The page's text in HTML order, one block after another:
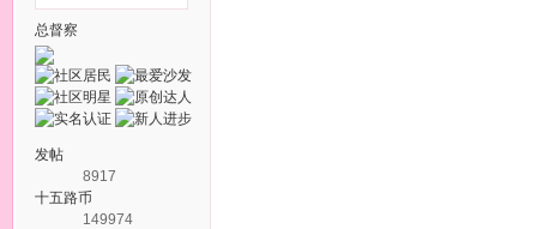
总督察
发帖
8917
十五路币
149974